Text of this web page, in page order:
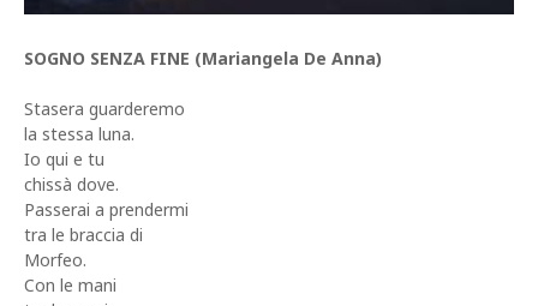
SOGNO SENZA FINE (Mariangela De Anna)
Stasera guarderemo
la stessa luna.
Io qui e tu
chissà dove.
Passerai a prendermi
tra le braccia di
Morfeo.
Con le mani